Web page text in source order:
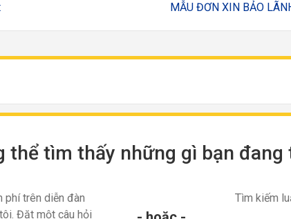
MẪU ĐƠN XIN BẢO
thể tìm thấy những gì bạn đang
phí trên diễn đàn
Đặt một câu hỏi
Tìm kiếm